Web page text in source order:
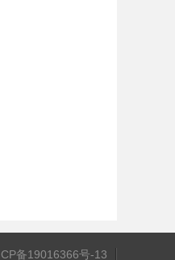
备19016366号-13